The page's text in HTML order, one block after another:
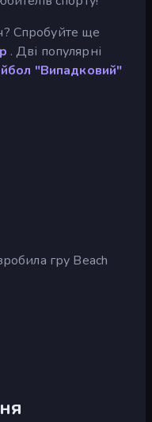
Спробуйте ще
. Дві популярні
"Випадковий"
гру Beach